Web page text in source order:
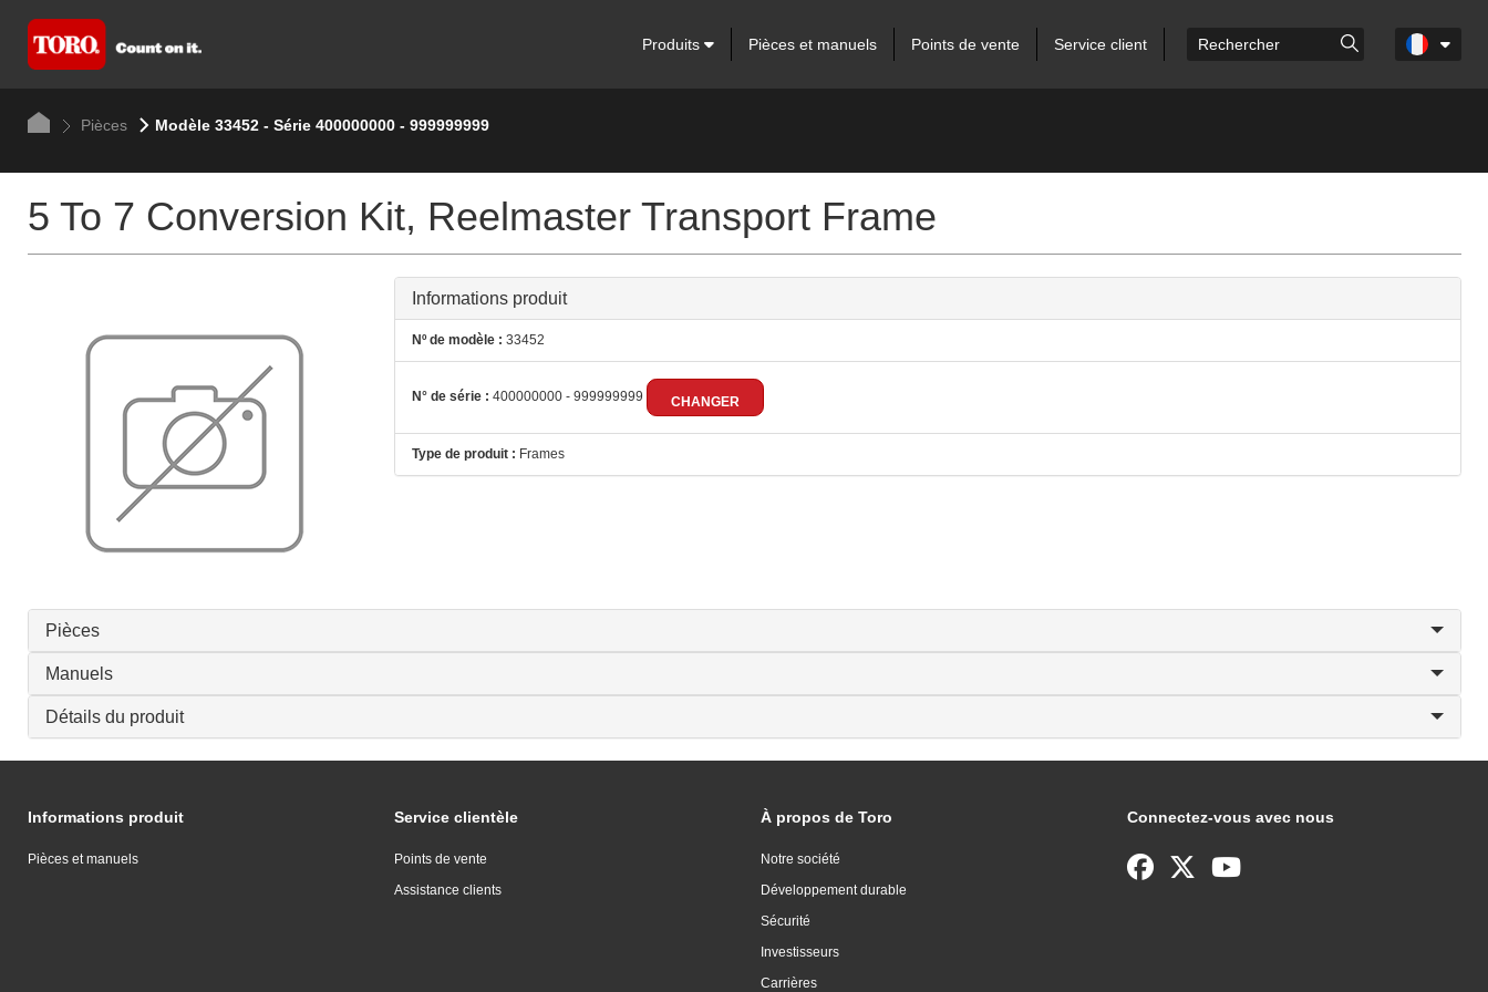
Produits Pièces et manuels Points de vente Service client
Pièces Modèle 33452 - Série 400000000 - 999999999
5 To 7 Conversion Kit, Reelmaster Transport Frame
Informations produit
Nº de modèle : 33452
N° de série : 400000000 - 999999999 CHANGER
Type de produit : Frames
Pièces
Manuels
Détails du produit
Informations produit
Pièces et manuels
Service clientèle
Points de vente
Assistance clients
À propos de Toro
Notre société
Développement durable
Sécurité
Investisseurs
Carrières
Connectez-vous avec nous